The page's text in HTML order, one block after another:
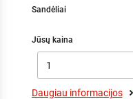
Sandėliai
Jūsų kaina
Daugiau informacijos